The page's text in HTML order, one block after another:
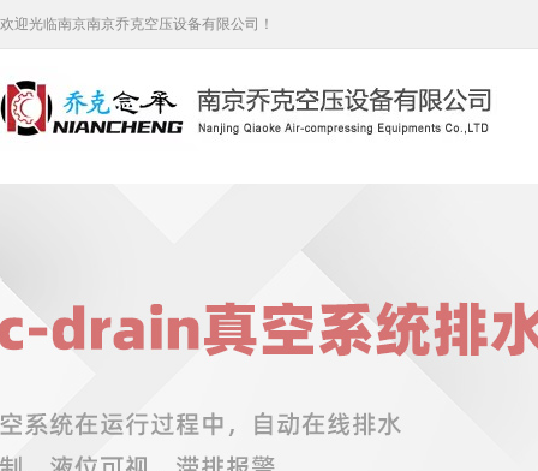
欢迎光临南京南京乔克空压设备有限公司！